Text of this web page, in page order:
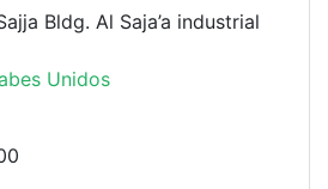
Bldg. Al Saja’a industrial
Unidos